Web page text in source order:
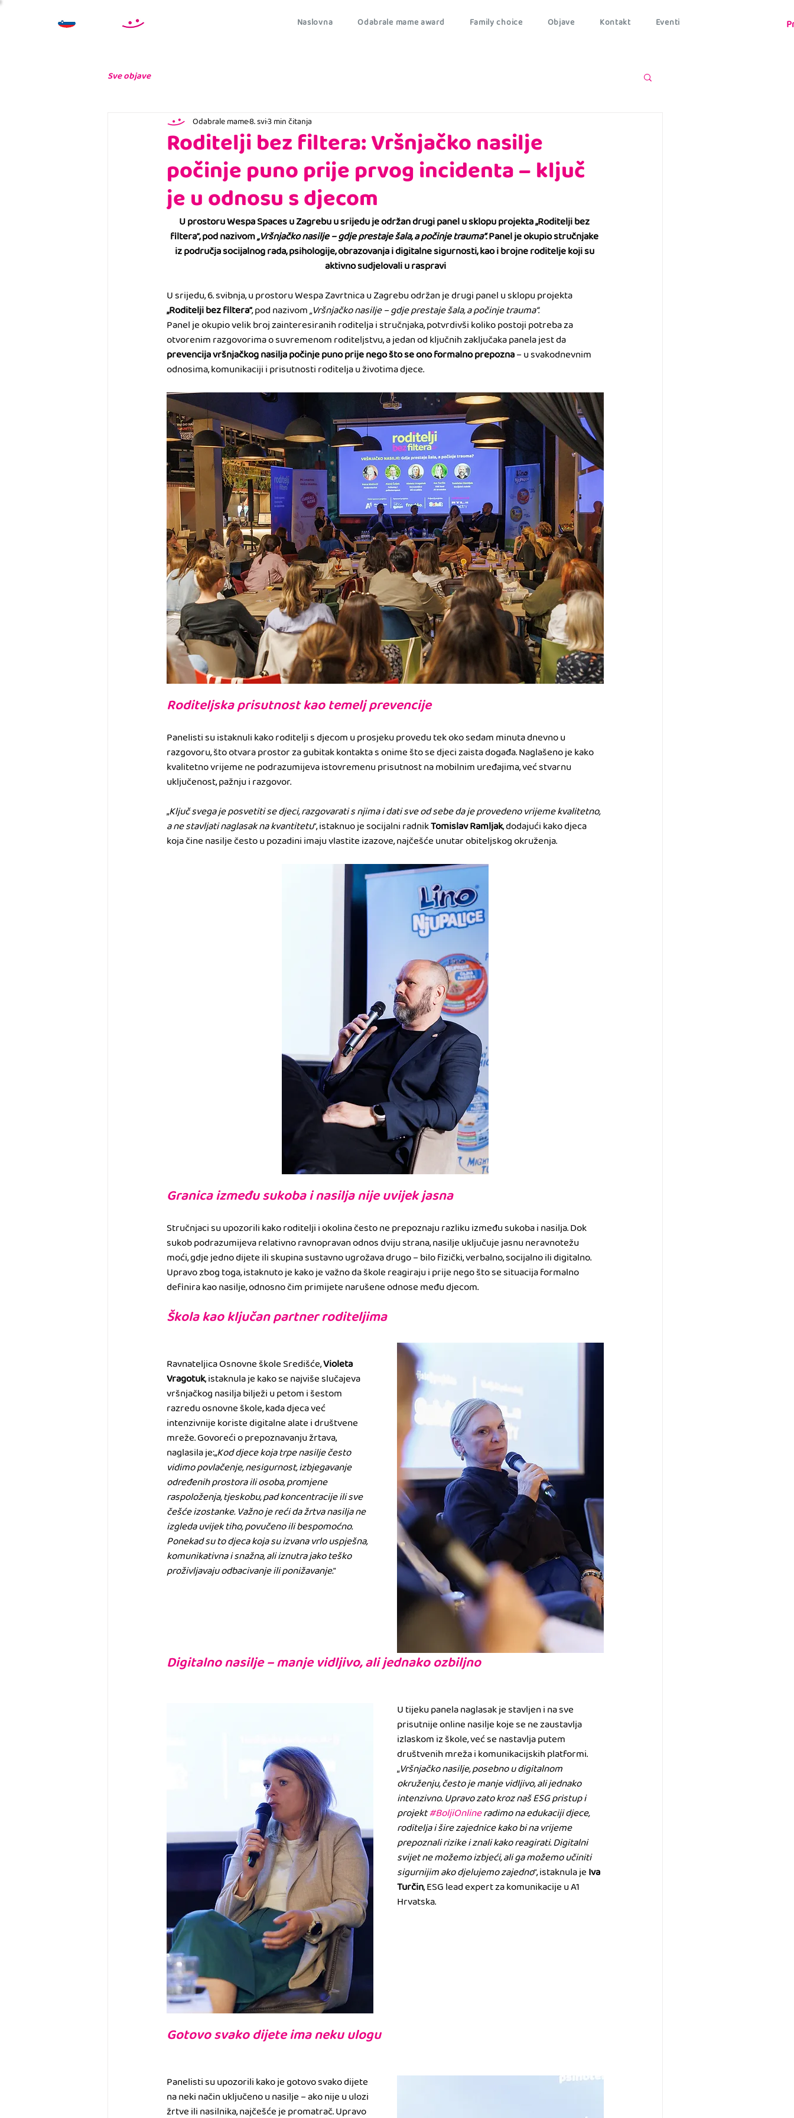
Naslovna Odabrale mame award Family choice Objave Kontakt Eventi
Sve objave
Roditelji bez filtera: Vršnjačko nasilje
počinje puno prije prvog incidenta – ključ
je u odnosu s djecom
Odabrale mame8. svi3 min čitanja
U prostoru Wespa Spaces u Zagrebu u srijedu je održan drugi panel u sklopu projekta „Roditelji bez
filtera“, pod nazivom „Vršnjačko nasilje – gdje prestaje šala, a počinje trauma“. Panel je okupio stručnjake
iz područja socijalnog rada, psihologije, obrazovanja i digitalne sigurnosti, kao i brojne roditelje koji su
aktivno sudjelovali u raspravi
U srijedu, 6. svibnja, u prostoru Wespa Zavrtnica u Zagrebu održan je drugi panel u sklopu projekta
„Roditelji bez filtera“, pod nazivom „Vršnjačko nasilje – gdje prestaje šala, a počinje trauma“.
Panel je okupio velik broj zainteresiranih roditelja i stručnjaka, potvrdivši koliko postoji potreba za
otvorenim razgovorima o suvremenom roditeljstvu, a jedan od ključnih zaključaka panela jest da
prevencija vršnjačkog nasilja počinje puno prije nego što se ono formalno prepozna – u svakodnevnim
odnosima, komunikaciji i prisutnosti roditelja u životima djece.
Roditeljska prisutnost kao temelj prevencije
Panelisti su istaknuli kako roditelji s djecom u prosjeku provedu tek oko sedam minuta dnevno u
razgovoru, što otvara prostor za gubitak kontakta s onime što se djeci zaista događa. Naglašeno je kako
kvalitetno vrijeme ne podrazumijeva istovremenu prisutnost na mobilnim uređajima, već stvarnu
uključenost, pažnju i razgovor.
„Ključ svega je posvetiti se djeci, razgovarati s njima i dati sve od sebe da je provedeno vrijeme kvalitetno,
a ne stavljati naglasak na kvantitetu“, istaknuo je socijalni radnik Tomislav Ramljak, dodajući kako djeca
koja čine nasilje često u pozadini imaju vlastite izazove, najčešće unutar obiteljskog okruženja.
Granica između sukoba i nasilja nije uvijek jasna
Stručnjaci su upozorili kako roditelji i okolina često ne prepoznaju razliku između sukoba i nasilja. Dok
sukob podrazumijeva relativno ravnopravan odnos dviju strana, nasilje uključuje jasnu neravnotežu
moći, gdje jedno dijete ili skupina sustavno ugrožava drugo – bilo fizički, verbalno, socijalno ili digitalno.
Upravo zbog toga, istaknuto je kako je važno da škole reagiraju i prije nego što se situacija formalno
definira kao nasilje, odnosno čim primijete narušene odnose među djecom.
Škola kao ključan partner roditeljima
Ravnateljica Osnovne škole Središće, Violeta
Vragotuk, istaknula je kako se najviše slučajeva
vršnjačkog nasilja bilježi u petom i šestom
razredu osnovne škole, kada djeca već
intenzivnije koriste digitalne alate i društvene
mreže. Govoreći o prepoznavanju žrtava,
naglasila je:„Kod djece koja trpe nasilje često
vidimo povlačenje, nesigurnost, izbjegavanje
određenih prostora ili osoba, promjene
raspoloženja, tjeskobu, pad koncentracije ili sve
češće izostanke. Važno je reći da žrtva nasilja ne
izgleda uvijek tiho, povučeno ili bespomoćno.
Ponekad su to djeca koja su izvana vrlo uspješna,
komunikativna i snažna, ali iznutra jako teško
proživljavaju odbacivanje ili ponižavanje.“
Digitalno nasilje – manje vidljivo, ali jednako ozbiljno
U tijeku panela naglasak je stavljen i na sve
prisutnije online nasilje koje se ne zaustavlja
izlaskom iz škole, već se nastavlja putem
društvenih mreža i komunikacijskih platformi.
„Vršnjačko nasilje, posebno u digitalnom
okruženju, često je manje vidljivo, ali jednako
intenzivno. Upravo zato kroz naš ESG pristup i
projekt #BoljiOnline radimo na edukaciji djece,
roditelja i šire zajednice kako bi na vrijeme
prepoznali rizike i znali kako reagirati. Digitalni
svijet ne možemo izbjeći, ali ga možemo učiniti
sigurnijim ako djelujemo zajedno“, istaknula je Iva
Turčin, ESG lead expert za komunikacije u A1
Hrvatska.
Gotovo svako dijete ima neku ulogu
Panelisti su upozorili kako je gotovo svako dijete
na neki način uključeno u nasilje – ako nije u ulozi
žrtve ili nasilnika, najčešće je promatrač. Upravo